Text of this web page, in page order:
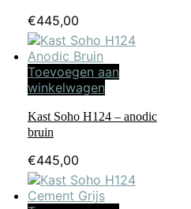
€445,00
Toevoegen aan
winkelwagen
Kast Soho H124 – anodic
bruin
€445,00